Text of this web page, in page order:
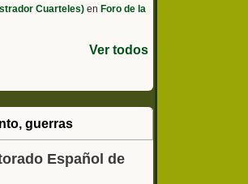
Cuarteles) en Foro de la
Ver todos
guerras
Español de